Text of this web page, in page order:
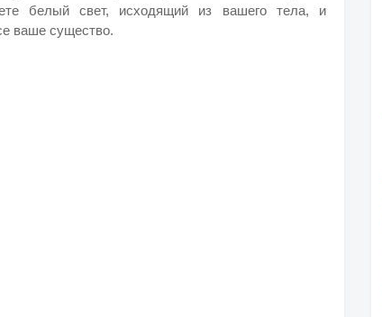
белый свет, исходящий из вашего тела, и
ваше существо.